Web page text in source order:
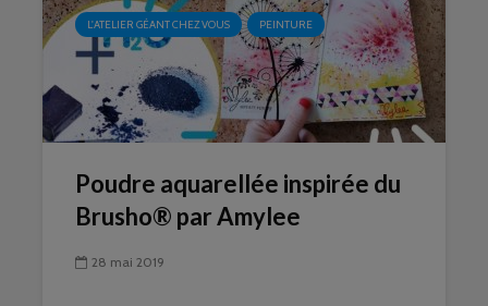
L'ATELIER GÉANT CHEZ VOUS PEINTURE
Poudre aquarellée inspirée du
Brusho® par Amylee
28 mai 2019